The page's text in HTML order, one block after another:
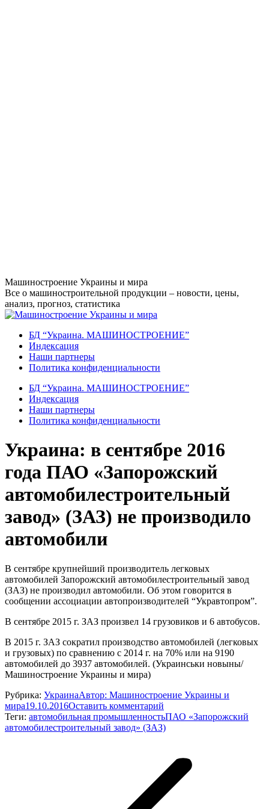
Перейти
к
содержанию
Машиностроение Украины и мира
Все о машиностроительной продукции – новости, цены,
анализ, прогноз, статистика
БД “Украина. МАШИНОСТРОЕНИЕ”
Индекcация
Наши партнеры
Политика конфиденциальности
БД “Украина. МАШИНОСТРОЕНИЕ”
Индекcация
Наши партнеры
Политика конфиденциальности
Украина: в сентябре 2016
года ПАО «Запорожский
автомобилестроительный
завод» (ЗАЗ) не производило
автомобили
В сентябре крупнейший производитель легковых
автомобилей Запорожский автомобилестроительный завод
(ЗАЗ) не производил автомобили. Об этом говорится в
сообщении ассоциации автопроизводителей “Укравтопром”.
В сентябре 2015 г. ЗАЗ произвел 14 грузовиков и 6 автобусов.
В 2015 г. ЗАЗ сократил производство автомобилей (легковых
и грузовых) по сравнению с 2014 г. на 70% или на 9190
автомобилей до 3937 автомобилей. (Украинськи новыны/
Машиностроение Украины и мира)
Рубрика: УкраинаАвтор: Машиностроение Украины и
мира19.10.2016Оставить комментарий
Теги: автомобильная промышленностьПАО «Запорожский
автомобилестроительный завод» (ЗАЗ)